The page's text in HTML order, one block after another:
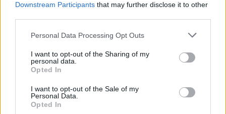
Downstream Participants that may further disclose it to other
Personal Data Processing Opt Outs
I want to opt-out of the Sharing of my
personal data.
Opted In
I want to opt-out of the Sale of my
Personal Data.
Opted In